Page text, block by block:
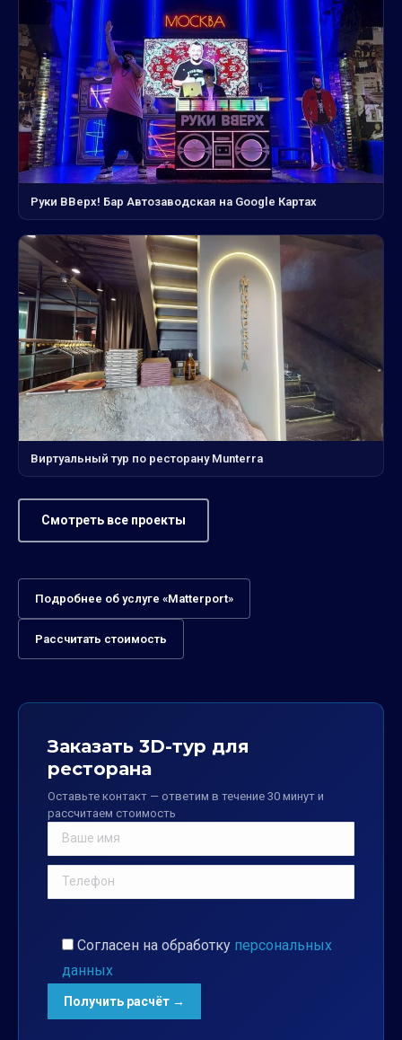
Руки ВВерх! Бар Автозаводская на Google Картах
Виртуальный тур по ресторану Munterra
Смотреть все проекты
Подробнее об услуге «Matterport»
Рассчитать стоимость
Заказать 3D-тур для
ресторана
Оставьте контакт — ответим в течение 30 минут и
рассчитаем стоимость
Согласен на обработку персональных
данных